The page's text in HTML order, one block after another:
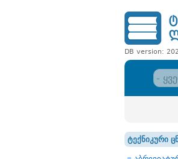
DB version:
ტექნიკური